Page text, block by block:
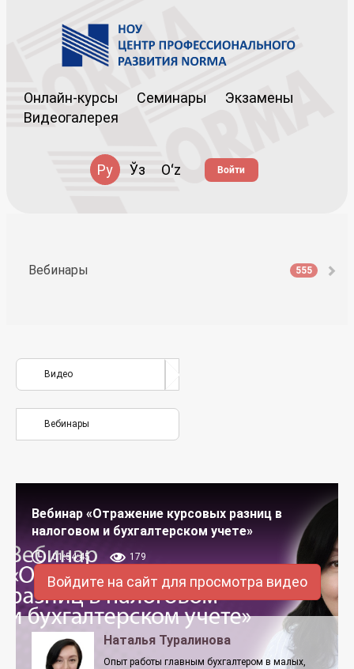
Онлайн-курсы Семинары
Экзамены
Видеогалерея
Ру Ўз Oʻz Войти
Вебинары 555
Видео
Вебинары
Вебинар «Отражение курсовых разниц в
налоговом и бухгалтерском учете»
01:54:45 179
Войдите на сайт для просмотра видео
Наталья Туралинова
Опыт работы главным бухгалтером в малых,